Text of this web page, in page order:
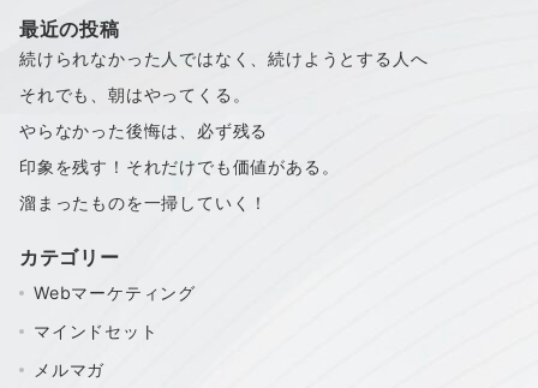
最近の投稿
続けられなかった人ではなく、続けようとする人へ
それでも、朝はやってくる。
やらなかった後悔は、必ず残る
印象を残す！それだけでも価値がある。
溜まったものを一掃していく！
カテゴリー
Webマーケティング
マインドセット
メルマガ